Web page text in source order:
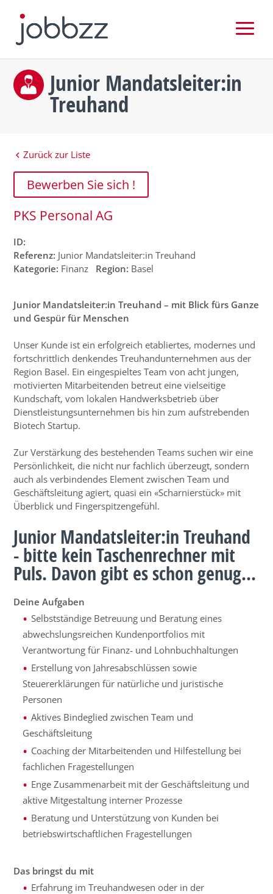
Junior Mandatsleiter:in
Treuhand
Zurück zur Liste
Bewerben Sie sich !
PKS Personal AG
ID:
Referenz: Junior Mandatsleiter:in Treuhand
Kategorie: Finanz Region: Basel
Junior Mandatsleiter:in Treuhand – mit Blick fürs Ganze
und Gespür für Menschen
Unser Kunde ist ein erfolgreich etabliertes, modernes und
fortschrittlich denkendes Treuhandunternehmen aus der
Region Basel. Ein eingespieltes Team von acht jungen,
motivierten Mitarbeitenden betreut eine vielseitige
Kundschaft, vom lokalen Handwerksbetrieb über
Dienstleistungsunternehmen bis hin zum aufstrebenden
Biotech Startup.
Zur Verstärkung des bestehenden Teams suchen wir eine
Persönlichkeit, die nicht nur fachlich überzeugt, sondern
auch als verbindendes Element zwischen Team und
Geschäftsleitung agiert, quasi ein «Scharnierstück» mit
Überblick und Fingerspitzengefühl.
Junior Mandatsleiter:in Treuhand
- bitte kein Taschenrechner mit
Puls. Davon gibt es schon genug...
Deine Aufgaben
Selbstständige Betreuung und Beratung eines
abwechslungsreichen Kundenportfolios mit
Verantwortung für Finanz- und Lohnbuchhaltungen
Erstellung von Jahresabschlüssen sowie
Steuererklärungen für natürliche und juristische
Personen
Aktives Bindeglied zwischen Team und
Geschäftsleitung
Coaching der Mitarbeitenden und Hilfestellung bei
fachlichen Fragestellungen
Enge Zusammenarbeit mit der Geschäftsleitung und
aktive Mitgestaltung interner Prozesse
Beratung und Unterstützung von Kunden bei
betriebswirtschaftlichen Fragestellungen
Das bringst du mit
Erfahrung im Treuhandwesen oder in der